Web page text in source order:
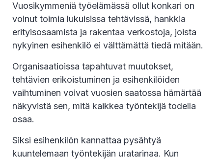
Vuosikymmeniä työelämässä ollut konkari on
voinut toimia lukuisissa tehtävissä, hankkia
erityisosaamista ja rakentaa verkostoja, joista
nykyinen esihenkilö ei välttämättä tiedä mitään.
Organisaatioissa tapahtuvat muutokset,
tehtävien erikoistuminen ja esihenkilöiden
vaihtuminen voivat vuosien saatossa hämärtää
näkyvistä sen, mitä kaikkea työntekijä todella
osaa.
Siksi esihenkilön kannattaa pysähtyä
kuuntelemaan työntekijän uratarinaa. Kun